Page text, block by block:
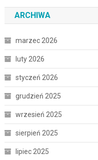
ARCHIWA
marzec 2026
luty 2026
styczeń 2026
grudzień 2025
wrzesień 2025
sierpień 2025
lipiec 2025